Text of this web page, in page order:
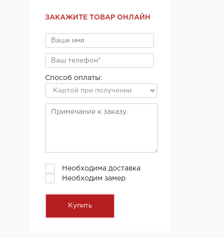
ЗАКАЖИТЕ ТОВАР ОНЛАЙН
Способ оплаты:
Необходима доставка
Необходим замер